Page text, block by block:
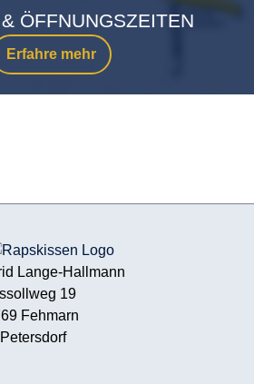
Erfahre mehr
ÖFFNUNGSZEITEN
Lange-Hallmann
19
Fehmarn